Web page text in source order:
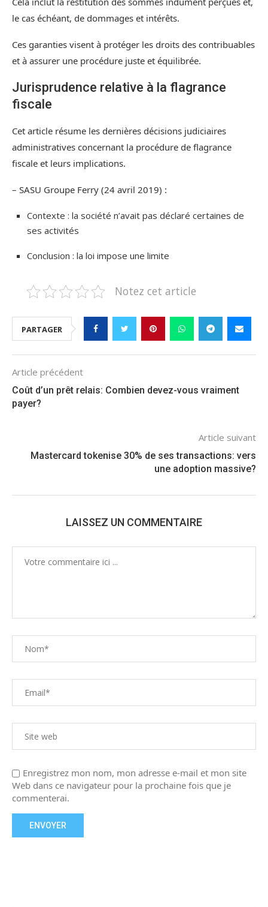
le cas échéant, de dommages et intérêts.
Ces garanties visent à protéger les droits des contribuables
et à assurer une procédure juste et équilibrée.
Jurisprudence relative à la flagrance
fiscale
Cet article résume les dernières décisions judiciaires
administratives concernant la procédure de flagrance
fiscale et leurs implications.
– SASU Groupe Ferry (24 avril 2019) :
Contexte : la société n’avait pas déclaré certaines de
ses activités
Conclusion : la loi impose une limite
Notez cet article
PARTAGER
Article précédent
Coût d’un prêt relais: Combien devez-vous vraiment
payer?
Article suivant
Mastercard tokenise 30% de ses transactions: vers
une adoption massive?
LAISSEZ UN COMMENTAIRE
Enregistrez mon nom, mon adresse e-mail et mon site
Web dans ce navigateur pour la prochaine fois que je
commenterai.